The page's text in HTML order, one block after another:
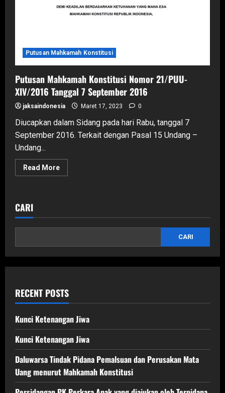
Putusan Mahkamah Konstitusi
Putusan Mahkamah Konstitusi Nomor 21/PUU-
XIV/2016 Tanggal 7 September 2016
jaksaindonesia Maret 17, 2023 0
Diucapkan dalam Sidang pada hari Rabu, tanggal 7
September 2016. Terkait dengan Pasal 15 Undang –
Undang...
Read MoreRead
more
21/PUU-
Tanggal
September
CARI
CARI
RECENT POSTS
Kunci Ketenangan Jiwa
Kunci Ketenangan Jiwa
Daluwarsa Tindak Pidana Pemalsuan dan Perusakan Mata
Uang menurut Mahkamah Konstitusi